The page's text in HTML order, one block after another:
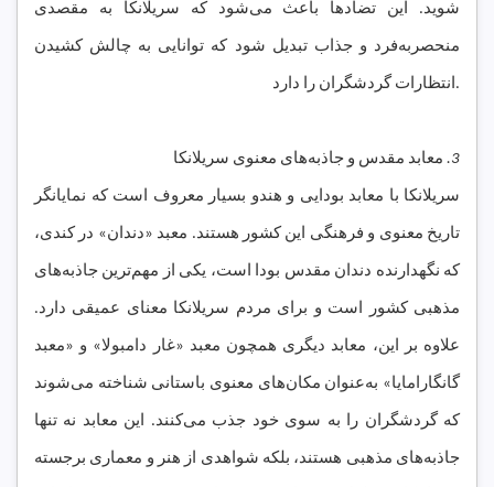
شوید. این تضادها باعث می‌شود که سریلانکا به مقصدی
منحصربه‌فرد و جذاب تبدیل شود که توانایی به چالش کشیدن
انتظارات گردشگران را دارد.
3. معابد مقدس و جاذبه‌های معنوی سریلانکا
سریلانکا با معابد بودایی و هندو بسیار معروف است که نمایانگر
تاریخ معنوی و فرهنگی این کشور هستند. معبد «دندان» در کندی،
که نگهدارنده دندان مقدس بودا است، یکی از مهم‌ترین جاذبه‌های
مذهبی کشور است و برای مردم سریلانکا معنای عمیقی دارد.
علاوه بر این، معابد دیگری همچون معبد «غار دامبولا» و «معبد
گانگارامایا» به‌عنوان مکان‌های معنوی باستانی شناخته می‌شوند
که گردشگران را به سوی خود جذب می‌کنند. این معابد نه تنها
جاذبه‌های مذهبی هستند، بلکه شواهدی از هنر و معماری برجسته